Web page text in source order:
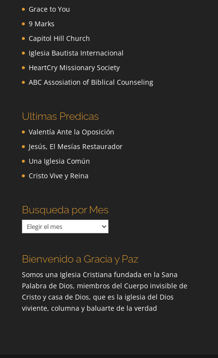
Grace to You
9 Marks
Capitol Hill Church
Iglesia Bautista Internacional
HeartCry Missionary Society
ABC Assosiation of Biblical Counseling
Ultimas Predicas
Valentía Ante la Oposición
Jesús, El Mesías Restaurador
Una Iglesia Común
Cristo Vive y Reina
Busqueda por Mes
Busqueda
por
Bienvenido a Gracia y Paz
Somos una Iglesia Cristiana fundada en la Sana
Palabra de Dios, miembros del Cuerpo invisible de
Cristo y casa de Dios, que es la iglesia del Dios
viviente, columna y baluarte de la verdad